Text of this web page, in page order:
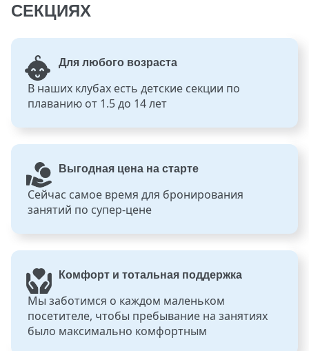
СЕКЦИЯХ
Для любого возраста
В наших клубах есть детские секции по
плаванию от 1.5 до 14 лет
Выгодная цена на старте
Сейчас самое время для бронирования
занятий по супер-цене
Комфорт и тотальная поддержка
Мы заботимся о каждом маленьком
посетителе, чтобы пребывание на занятиях
было максимально комфортным